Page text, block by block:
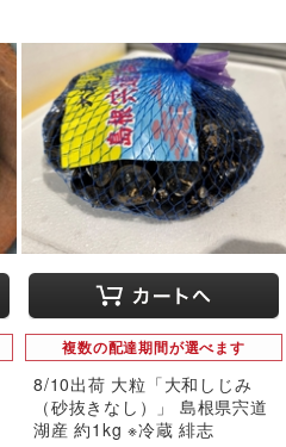
複数の配達期間が選べます
8/10出荷 大粒「大和しじみ
（砂抜きなし）」 島根県宍道
湖産 約1kg ※冷蔵 緋志